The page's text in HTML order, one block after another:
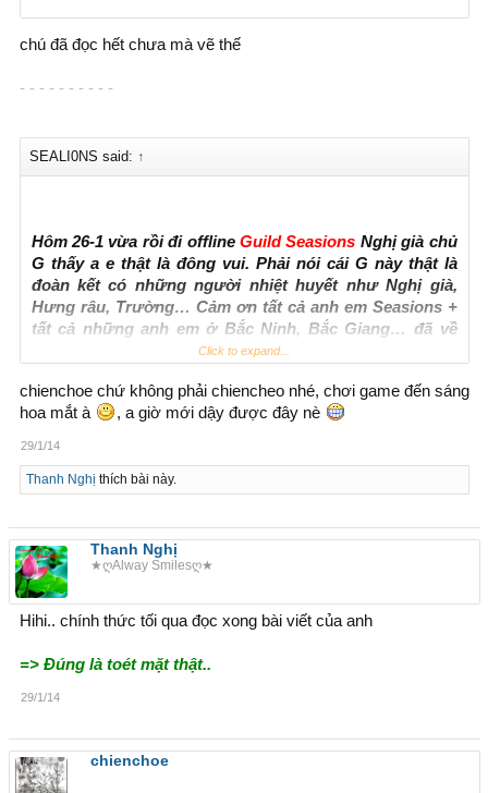
chú đã đọc hết chưa mà vẽ thế
- - - - - - - - - -
SEALI0NS said: ↑
Hôm 26-1 vừa rồi đi offline Guild Seasions Nghị già chủ
G thấy a e thật là đông vui. Phải nói cái G này thật là
đoàn kết có những người nhiệt huyết như Nghị già,
Hưng râu, Trường… Cảm ơn tất cả anh em Seasions +
tất cả những anh em ở Bắc Ninh, Bắc Giang… đã về
chung vui với Seasion tạo nên 1 cuộc ofline cuối năm
Cảm ơn Fan + các mod đã duy trì game muhn cái game
online tôi bắt đầu chơi từ đầu đến giờ.
P/S : Guils SEALIONS nhé
Up lại Video HP ChienCheo
[video=youtube;v606YaljI5I]https://www.youtube.com/watch
?v=v606YaljI5I[/video]
Click to expand...
chienchoe chứ không phải chiencheo nhé, chơi game đến sáng
hoa mắt à
, a giờ mới dậy được đây nè
29/1/14
Thanh Nghị thích bài này.
Thanh Nghị
★ღAlway Smilesღ★
Hihi.. chính thức tối qua đọc xong bài viết của anh
=> Đúng là toét mặt thật..
29/1/14
chienchoe